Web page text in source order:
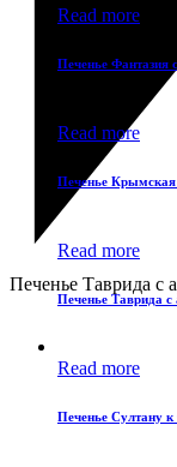
Печенье Таврида с
Read more
Печенье Фантазия
Read more
Печенье Крымская
Read more
Печенье Таврида с
Read more
Печенье Султану